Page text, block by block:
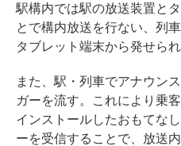
駅構内では駅の放送装置と
とで構内放送を行ない、列
タブレット端末から発せら
また、駅・列車でアナウン
ガーを流す。これにより乗
インストールしたおもてな
ーを受信することで、放送